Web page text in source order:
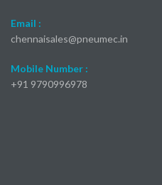
Email :
chennaisales@pneumec.in
Mobile Number :
+91 9790996978